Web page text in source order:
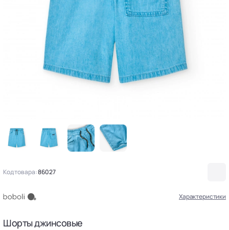
Код товара:86027
Характеристики
Шорты джинсовые